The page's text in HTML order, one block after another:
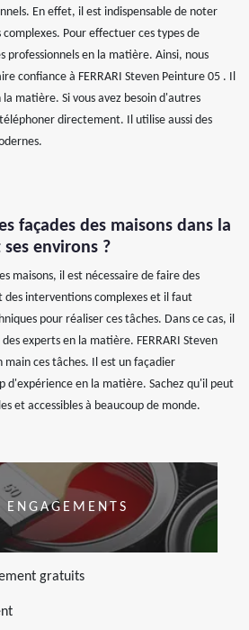
En effet, il est indispensable de noter
Pour effectuer ces types de
en la matière. Ainsi, nous
confiance à FERRARI Steven Peinture 05 . Il
matière. Si vous avez besoin d'autres
directement. Il utilise aussi des
façades des maisons dans la
environs ?
maisons, il est nécessaire de faire des
des interventions complexes et il faut
pour réaliser ces tâches. Dans ce cas, il
experts en la matière. FERRARI Steven
ces tâches. Il est un façadier
d'expérience en la matière. Sachez qu'il peut
et accessibles à beaucoup de monde.
ENGAGEMENTS
gratuits